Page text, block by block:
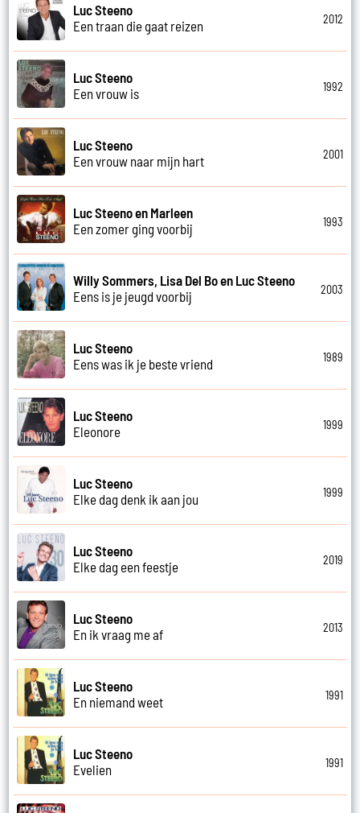
Luc Steeno
Een traan die gaat reizen
2012
Luc Steeno
Een vrouw is
1992
Luc Steeno
Een vrouw naar mijn hart
2001
Luc Steeno en Marleen
Een zomer ging voorbij
1993
Willy Sommers, Lisa Del Bo en Luc Steeno
Eens is je jeugd voorbij
2003
Luc Steeno
Eens was ik je beste vriend
1989
Luc Steeno
Eleonore
1999
Luc Steeno
Elke dag denk ik aan jou
1999
Luc Steeno
Elke dag een feestje
2019
Luc Steeno
En ik vraag me af
2013
Luc Steeno
En niemand weet
1991
Luc Steeno
Evelien
1991